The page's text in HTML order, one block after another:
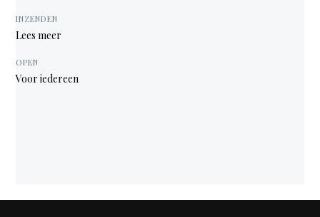
INZENDEN
Lees meer
OPEN
Voor iedereen